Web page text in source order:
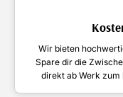
Wir bieten
Spare dir die
direkt ab Werk zum